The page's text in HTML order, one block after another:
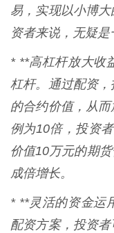
易，实现以小博
资者来说，无疑是
* **高杠杆放大收
杠杆。通过配资
的合约价值，从
例为10倍，投资
价值10万元的期
成倍增长。
* **灵活的资金运
配资方案，投资